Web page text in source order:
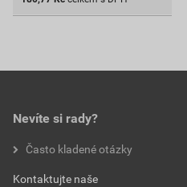
Nevíte si rady?
Často kladené otázky
Kontaktujte naše